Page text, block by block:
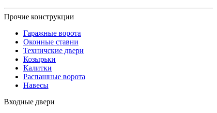
Прочие конструкции
Гаражные ворота
Оконные ставни
Техничские двери
Козырьки
Калитки
Распашные ворота
Навесы
Входные двери